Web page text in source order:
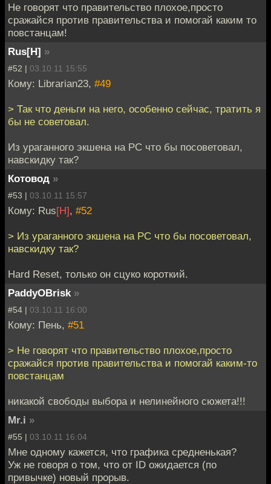
Не говорят что правительство плохое,просто
сражайся против правительства и помогай каким то
повстанцам!
Rus[H] »
#52 | 03.10.11 15:55
Кому: Librarian23, #49
> Так что деньги на него, особенно сейчас, тратить я
бы не советовал.
Из ураганного экшена на PC что бы посоветовал,
навскидку так?
Котовод »
#53 | 03.10.11 15:57
Кому: Rus[H], #52
> Из ураганного экшена на PC что бы посоветовал,
навскидку так?
Hard Reset, только он сцуко короткий.
PaddyOBrisk »
#54 | 03.10.11 16:00
Кому: Пень, #51
> Не говорят что правительство плохое,просто
сражайся против правительства и помогай каким-то
повстанцам
никакой свободы выбора и нелинейного сюжета!!!
Mr.i »
#55 | 03.10.11 16:04
Мне одному кажется, что графика средненькая?
Уж не говоря о том, что от ID ожидается (по
привычке) новый прорыв.